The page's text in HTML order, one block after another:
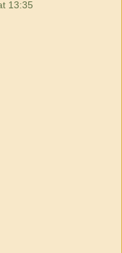
13:35